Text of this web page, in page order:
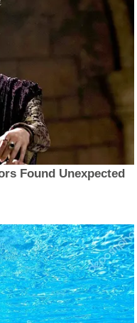
Found Unexpected